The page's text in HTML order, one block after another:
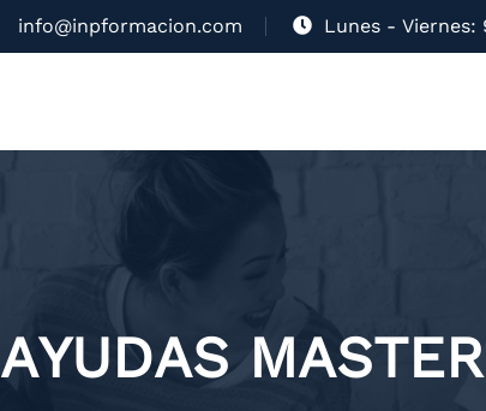
info@inpformacion.com Lunes - Viernes:
AYUDAS